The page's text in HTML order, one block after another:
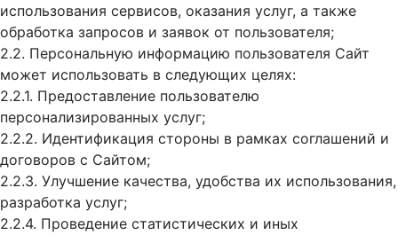
использования сервисов, оказания услуг, а также
обработка запросов и заявок от пользователя;
2.2. Персональную информацию пользователя Сайт
может использовать в следующих целях:
2.2.1. Предоставление пользователю
персонализированных услуг;
2.2.2. Идентификация стороны в рамках соглашений и
договоров с Сайтом;
2.2.3. Улучшение качества, удобства их использования,
разработка услуг;
2.2.4. Проведение статистических и иных